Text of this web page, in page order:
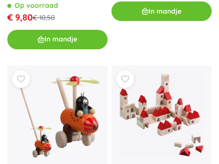
Op voorraad
€ 9,80€ 10,50
In mandje
In mandje